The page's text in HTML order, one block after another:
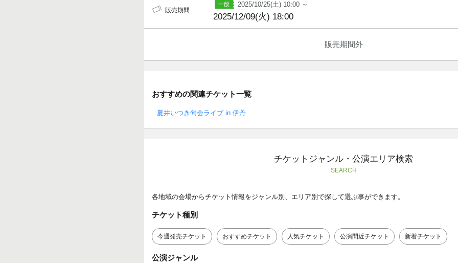
販売期間
2025/10/25(土) 10:00 ～
2025/12/09(火) 18:00
販売期間外
おすすめの関連チケット一覧
夏井いつき句会ライブ in 伊丹
チケットジャンル・公演エリア検索
SEARCH
各地域の会場からチケット情報をジャンル別、エリア別で探して選ぶ事ができます。
チケット種別
今週発売チケット おすすめチケット 人気チケット 公演間近チケット 新着チケット
公演ジャンル